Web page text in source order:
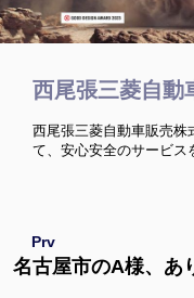
西尾張三菱自動
西尾張三菱自動車販売株
て、安心安全のサービス
Prv
名古屋市のA様、あ